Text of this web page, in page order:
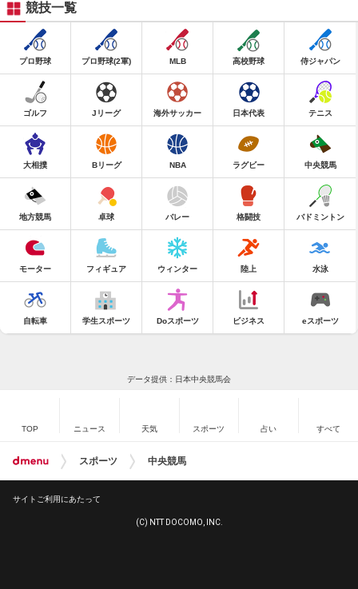
競技一覧
プロ野球 プロ野球(2軍) MLB 高校野球 侍ジャパン
ゴルフ Jリーグ 海外サッカー 日本代表 テニス
大相撲 Bリーグ NBA ラグビー 中央競馬
地方競馬 卓球 バレー 格闘技 バドミントン
モーター フィギュア ウィンター 陸上 水泳
自転車 学生スポーツ Doスポーツ ビジネス eスポーツ
データ提供：日本中央競馬会
TOP ニュース 天気 スポーツ 占い すべて
スポーツ 中央競馬
サイトご利用にあたって
(C) NTT DOCOMO, INC.